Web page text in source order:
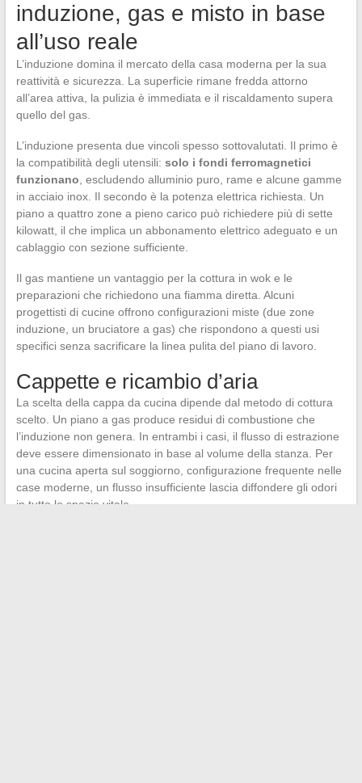
induzione, gas e misto in base
all’uso reale
L’induzione domina il mercato della casa moderna per la sua
reattività e sicurezza. La superficie rimane fredda attorno
all’area attiva, la pulizia è immediata e il riscaldamento supera
quello del gas.
L’induzione presenta due vincoli spesso sottovalutati. Il primo è
la compatibilità degli utensili: solo i fondi ferromagnetici
funzionano, escludendo alluminio puro, rame e alcune gamme
in acciaio inox. Il secondo è la potenza elettrica richiesta. Un
piano a quattro zone a pieno carico può richiedere più di sette
kilowatt, il che implica un abbonamento elettrico adeguato e un
cablaggio con sezione sufficiente.
Il gas mantiene un vantaggio per la cottura in wok e le
preparazioni che richiedono una fiamma diretta. Alcuni
progettisti di cucine offrono configurazioni miste (due zone
induzione, un bruciatore a gas) che rispondono a questi usi
specifici senza sacrificare la linea pulita del piano di lavoro.
Cappette e ricambio d’aria
La scelta della cappa da cucina dipende dal metodo di cottura
scelto. Un piano a gas produce residui di combustione che
l’induzione non genera. In entrambi i casi, il flusso di estrazione
deve essere dimensionato in base al volume della stanza. Per
una cucina aperta sul soggiorno, configurazione frequente nelle
case moderne, un flusso insufficiente lascia diffondere gli odori
in tutto lo spazio vitale.